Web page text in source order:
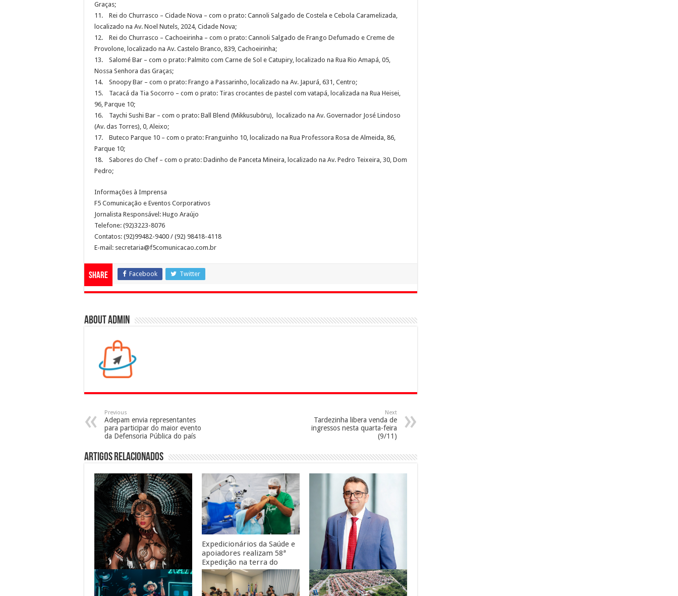
Graças;
11. Rei do Churrasco – Cidade Nova – com o prato: Cannoli Salgado de Costela e Cebola Caramelizada,
localizado na Av. Noel Nutels, 2024, Cidade Nova;
12. Rei do Churrasco – Cachoeirinha – com o prato: Cannoli Salgado de Frango Defumado e Creme de
Provolone, localizado na Av. Castelo Branco, 839, Cachoeirinha;
13. Salomé Bar – com o prato: Palmito com Carne de Sol e Catupiry, localizado na Rua Rio Amapá, 05,
Nossa Senhora das Graças;
14. Snoopy Bar – com o prato: Frango a Passarinho, localizado na Av. Japurá, 631, Centro;
15. Tacacá da Tia Socorro – com o prato: Tiras crocantes de pastel com vatapá, localizada na Rua Heisei,
96, Parque 10;
16. Taychi Sushi Bar – com o prato: Ball Blend (Mikkusubōru), localizado na Av. Governador José Lindoso
(Av. das Torres), 0, Aleixo;
17. Buteco Parque 10 – com o prato: Franguinho 10, localizado na Rua Professora Rosa de Almeida, 86,
Parque 10;
18. Sabores do Chef – com o prato: Dadinho de Panceta Mineira, localizado na Av. Pedro Teixeira, 30, Dom
Pedro;
Informações à Imprensa
F5 Comunicação e Eventos Corporativos
Jornalista Responsável: Hugo Araújo
Telefone: (92)3223-8076
Contatos: (92)99482-9400 / (92) 98418-4118
E-mail: secretaria@f5comunicacao.com.br
Share Facebook Twitter
About admin
Previous
Adepam envia representantes
para participar do maior evento
da Defensoria Pública do país
Next
Tardezinha libera venda de
ingressos nesta quarta-feira
(9/11)
Artigos Relacionados
Expedicionários da Saúde e
apoiadores realizam 58ª
Expedição na terra do
guaraná
Empresário amazonense é
indicado aos 100 Mais